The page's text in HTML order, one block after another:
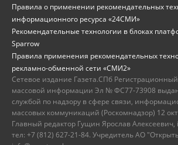
Правила о применении рекомендательных
информационного ресурса «24СМИ»
Рекомендательные технологии в блоках
Sparrow
Правила применения рекомендательных
рекламно-обменной сети «СМИ2»
Сетевое издание Газета.СПб
массовой информации Эл № ФС77-73908
службой по надзору в сфере связи,
массовых коммуникаций (Роскомнадзор) 12
Главный редактор Гущин Ярослав Алексеевич,
тел: +7 (812) 627-21-84. Учредитель АО